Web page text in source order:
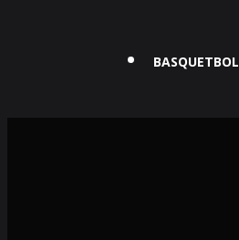
BASQUETBOL